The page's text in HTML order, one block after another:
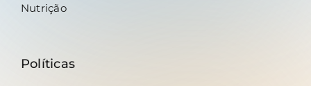
Nutrição
Políticas